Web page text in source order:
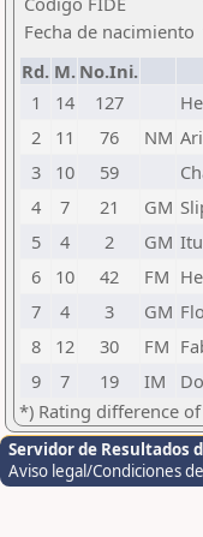
Fecha de nacimiento
Rd. M. No.Ini.
1
14 127
2
11 76 NM
3
10 59
4
7 21 GM
5
4 2 GM
6
10 42 FM
7
4 3 GM
8
12 30 FM
9
7 19 IM
*) Rating difference
Servidor de Resultados
Aviso legal/Condiciones